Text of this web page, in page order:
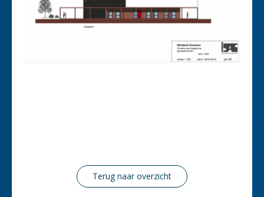
Terug naar overzicht